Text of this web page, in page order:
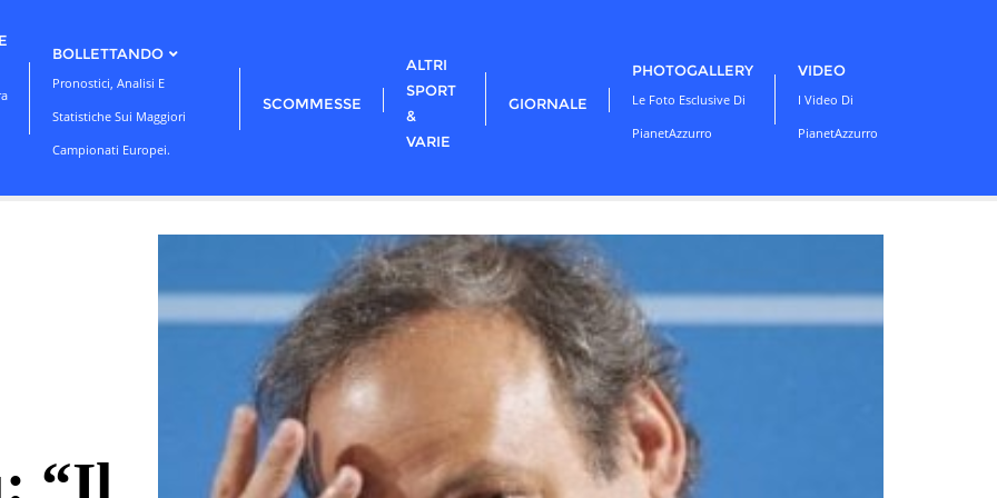
BOLLETTANDO
Pronostici, Analisi E
Statistiche Sui Maggiori
Campionati Europei.
SCOMMESSE
ALTRI
SPORT
&
VARIE
GIORNALE
PHOTOGALLERY
Le Foto Esclusive Di
PianetAzzurro
VIDEO
I Video Di
PianetAzzurro
“Il